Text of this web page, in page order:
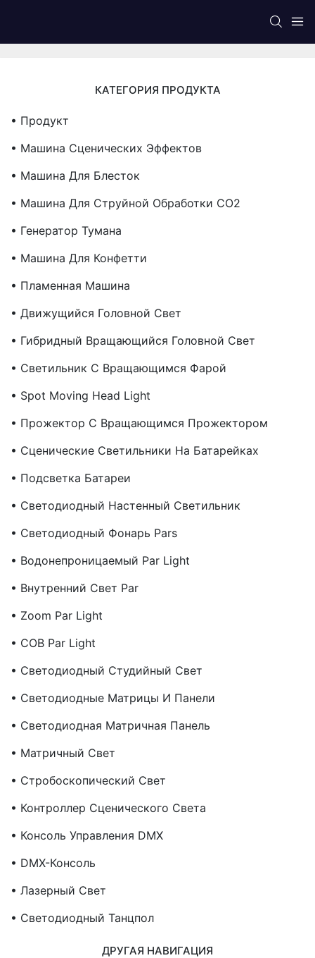
КАТЕГОРИЯ ПРОДУКТА
• Продукт
• Машина Сценических Эффектов
• Машина Для Блесток
• Машина Для Струйной Обработки CO2
• Генератор Тумана
• Машина Для Конфетти
• Пламенная Машина
• Движущийся Головной Свет
• Гибридный Вращающийся Головной Свет
• Светильник С Вращающимся Фарой
• Spot Moving Head Light
• Прожектор С Вращающимся Прожектором
• Сценические Светильники На Батарейках
• Подсветка Батареи
• Светодиодный Настенный Светильник
• Светодиодный Фонарь Pars
• Водонепроницаемый Par Light
• Внутренний Свет Par
• Zoom Par Light
• COB Par Light
• Светодиодный Студийный Свет
• Светодиодные Матрицы И Панели
• Светодиодная Матричная Панель
• Матричный Свет
• Стробоскопический Свет
• Контроллер Сценического Света
• Консоль Управления DMX
• DMX-Консоль
• Лазерный Свет
• Светодиодный Танцпол
ДРУГАЯ НАВИГАЦИЯ